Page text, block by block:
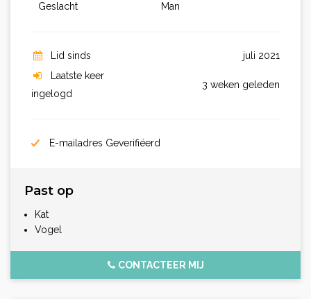
Geslacht
Man
Lid sinds
juli 2021
Laatste keer
ingelogd
3 weken geleden
E-mailadres Geverifiëerd
Past op
Kat
Vogel
CONTACTEER MIJ